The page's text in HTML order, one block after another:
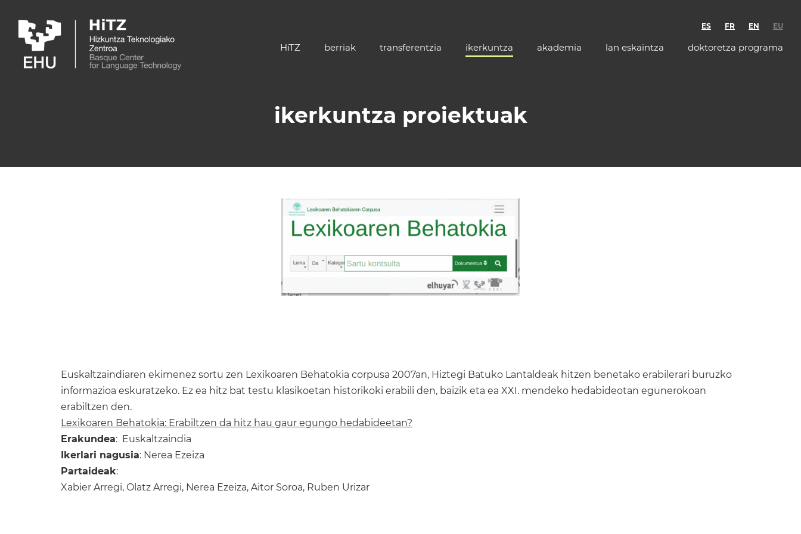
ES FR EN EU
HiTZ berriak transferentzia ikerkuntza akademia lan eskaintza doktoretza programa
ikerkuntza proiektuak
Euskaltzaindiaren ekimenez sortu zen Lexikoaren Behatokia corpusa 2007an, Hiztegi Batuko Lantaldeak hitzen benetako erabilerari buruzko
informazioa eskuratzeko. Ez ea hitz bat testu klasikoetan historikoki erabili den, baizik eta ea XXI. mendeko hedabideotan egunerokoan
erabiltzen den.
Lexikoaren Behatokia: Erabiltzen da hitz hau gaur egungo hedabideetan?
Erakundea: Euskaltzaindia
Ikerlari nagusia: Nerea Ezeiza
Partaideak:
Xabier Arregi, Olatz Arregi, Nerea Ezeiza, Aitor Soroa, Ruben Urizar